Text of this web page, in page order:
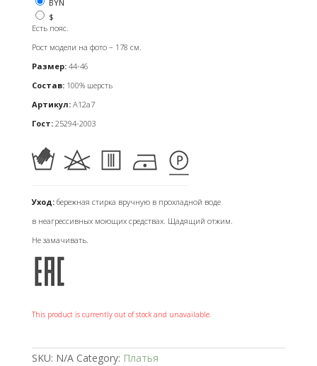
BYN
$
Есть пояс.
Рост модели на фото – 178 см.
Размер: 44-46
Состав: 100% шерсть
Артикул:А12а7
Гост:25294-2003
Уход:бережная стирка вручную в прохладной воде
в неагрессивных моющих средствах. Щадящий отжим.
Не замачивать.
This product is currently out of stock and unavailable.
SKU: N/A Category: Платья